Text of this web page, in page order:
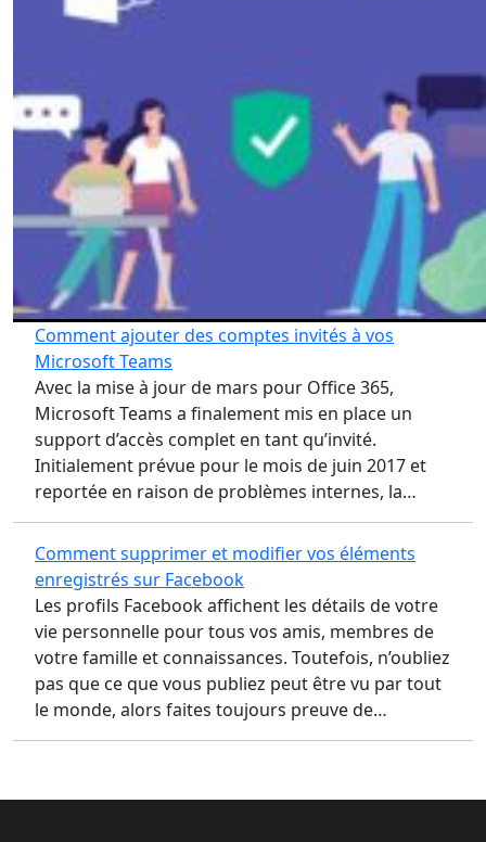
Comment ajouter des comptes invités à vos
Microsoft Teams
Avec la mise à jour de mars pour Office 365,
Microsoft Teams a finalement mis en place un
support d’accès complet en tant qu’invité.
Initialement prévue pour le mois de juin 2017 et
reportée en raison de problèmes internes, la…
Comment supprimer et modifier vos éléments
enregistrés sur Facebook
Les profils Facebook affichent les détails de votre
vie personnelle pour tous vos amis, membres de
votre famille et connaissances. Toutefois, n’oubliez
pas que ce que vous publiez peut être vu par tout
le monde, alors faites toujours preuve de…